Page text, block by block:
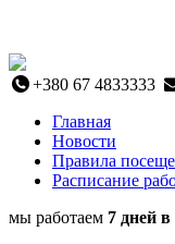
+380 67 4833333
Главная
Новости
Правила
Расписание
мы работаем 7 дней